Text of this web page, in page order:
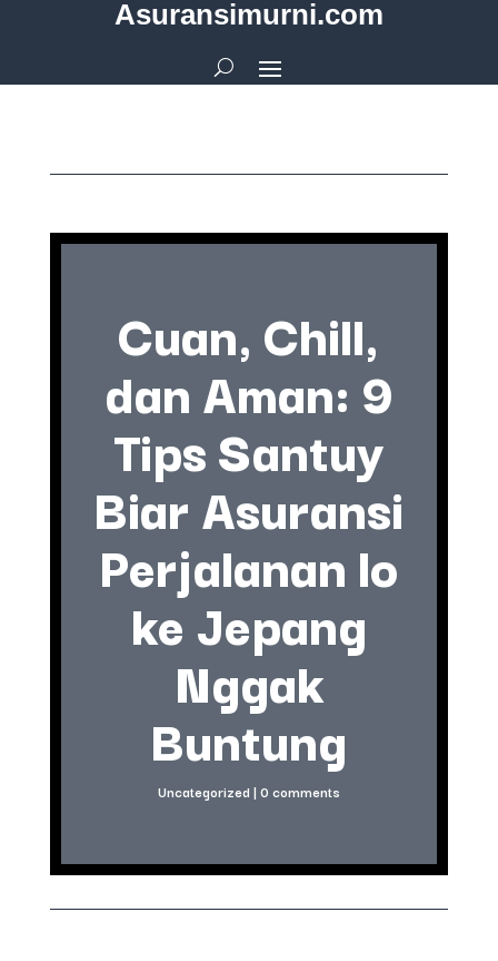
Asuransimurni.com
Cuan, Chill,
dan Aman: 9
Tips Santuy
Biar Asuransi
Perjalanan lo
ke Jepang
Nggak
Buntung
Uncategorized | 0 comments